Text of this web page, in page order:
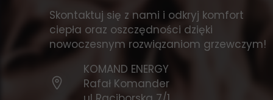
Skontaktuj się z nami i odkryj komfort
ciepła oraz oszczędności dzięki
nowoczesnym rozwiązaniom grzewczym!
KOMAND ENERGY
Rafał Komander